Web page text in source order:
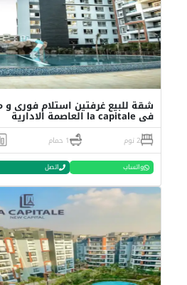
شقة للبيع غرفتين استلام فورى و
فى la capitale العاصمة الادارية
2 نوم 1 حمام
واتساب اتصل